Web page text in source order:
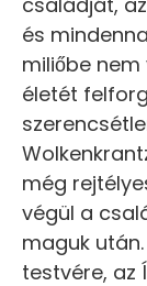
és
miliőbe nem
életét
még
végül a
maguk
testvére, az